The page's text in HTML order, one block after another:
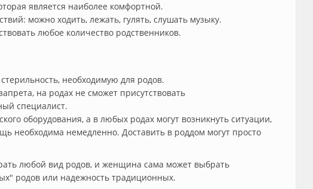
является наиболее комфортной.
можно ходить, лежать, гулять, слушать музыку.
любое количество родственников.
необходимую для родов.
на родах не сможет присутствовать
специалист.
оборудования, а в любых родах могут возникнуть ситуации,
необходима немедленно. Доставить в роддом могут просто
любой вид родов, и женщина сама может выбрать
родов или надежность традиционных.